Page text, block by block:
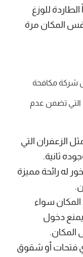
للوزغ
المكان مرة
شركة مكافحة
التي تضمن عدم
الزعفران التي
ثانية.
له رائحة مميزة
سواء
يمنع دخول
المكان.
فتحات أو شقوق